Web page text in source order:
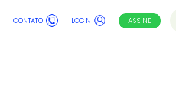
CONTATO LOGIN ASSINE